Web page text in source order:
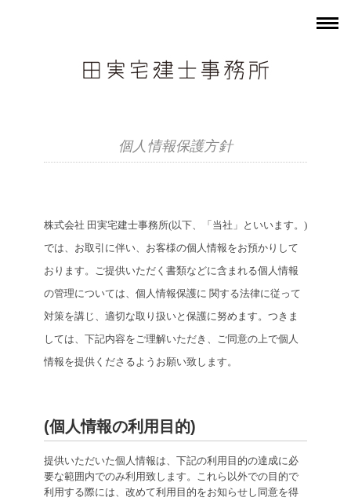
個人情報保護方針
株式会社 田実宅建士事務所(以下、「当社」といいます。)
では、お取引に伴い、お客様の個人情報をお預かりして
おります。ご提供いただく書類などに含まれる個人情報
の管理については、個人情報保護に 関する法律に従って
対策を講じ、適切な取り扱いと保護に努めます。つきま
しては、下記内容をご理解いただき、ご同意の上で個人
情報を提供くださるようお願い致します。
(個人情報の利用目的)
提供いただいた個人情報は、下記の利用目的の達成に必
要な範囲内でのみ利用致します。これら以外での目的で
利用する際には、改めて利用目的をお知らせし同意を得